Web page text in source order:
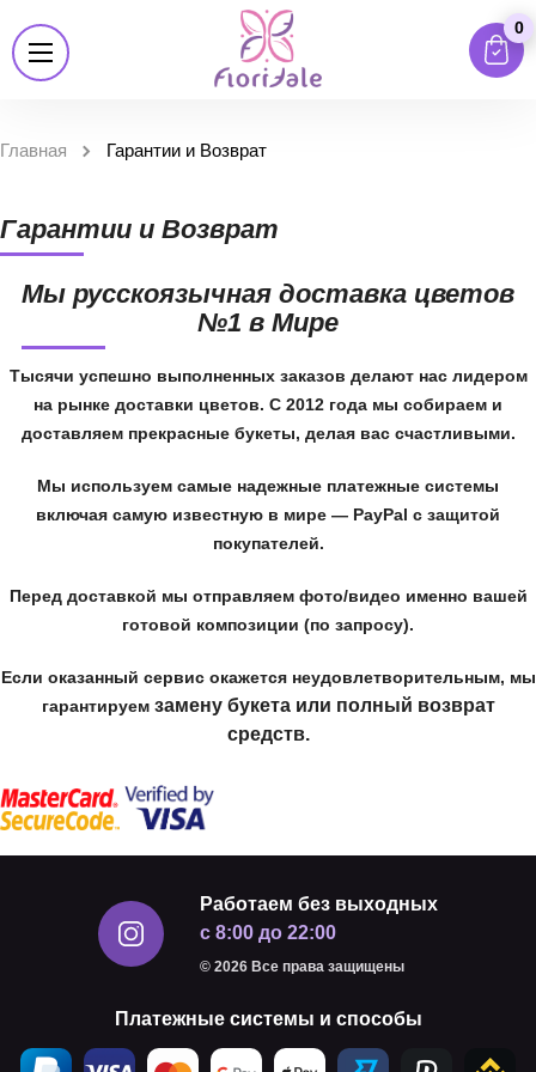
0
Главная Гарантии и Возврат
Гарантии и Возврат
Мы русскоязычная доставка цветов
№1 в Мире
Тысячи успешно выполненных заказов делают нас лидером
на рынке доставки цветов. С 2012 года мы собираем и
доставляем прекрасные букеты, делая вас счастливыми.
Мы используем самые надежные платежные системы
включая самую известную в мире — PayPal с защитой
покупателей.
Перед доставкой мы отправляем фото/видео именно вашей
готовой композиции (по запросу).
Если оказанный сервис окажется неудовлетворительным, мы
гарантируем замену букета или полный возврат
средств.
Работаем без выходных
с 8:00 до 22:00
© 2026 Все права защищены
Платежные системы и способы